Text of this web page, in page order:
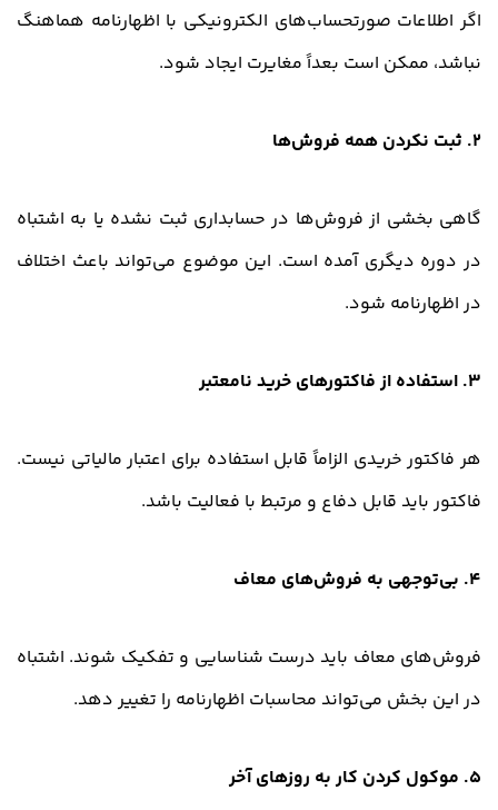
اگر اطلاعات صورتحساب‌های الکترونیکی با اظهارنامه هماهنگ
نباشد، ممکن است بعداً مغایرت ایجاد شود.
2. ثبت نکردن همه فروش‌ها
گاهی بخشی از فروش‌ها در حسابداری ثبت نشده یا به اشتباه
در دوره دیگری آمده است. این موضوع می‌تواند باعث اختلاف
در اظهارنامه شود.
3. استفاده از فاکتورهای خرید نامعتبر
هر فاکتور خریدی الزاماً قابل استفاده برای اعتبار مالیاتی نیست.
فاکتور باید قابل دفاع و مرتبط با فعالیت باشد.
4. بی‌توجهی به فروش‌های معاف
فروش‌های معاف باید درست شناسایی و تفکیک شوند. اشتباه
در این بخش می‌تواند محاسبات اظهارنامه را تغییر دهد.
5. موکول کردن کار به روزهای آخر